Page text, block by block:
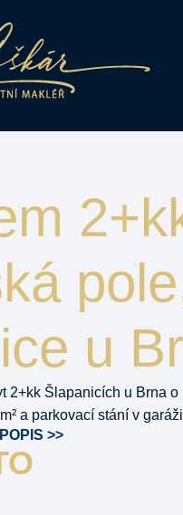
u
2+kk Šlapanicích u Brna
a parkovací stání v
>>